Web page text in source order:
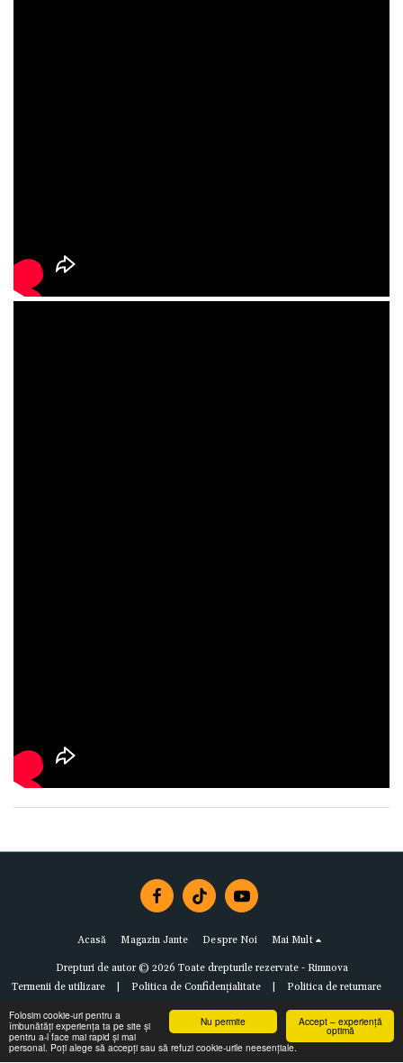
Accept – experiență
optimă
Nu permite
Folosim cookie-uri pentru a
îmbunătăți experiența ta pe site și
pentru a-l face mai rapid și mai
personal. Poți alege să accepți sau să refuzi cookie-urile neesențiale.
Acasă Magazin Jante Despre Noi Mai Mult
Drepturi de autor © 2026 Toate drepturile rezervate - Rimnova
Termenii de utilizare| Politica de Confidențialitate| Politica de returnare